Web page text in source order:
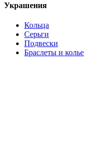
Украшения
Кольца
Серьги
Подвески
Браслеты и колье